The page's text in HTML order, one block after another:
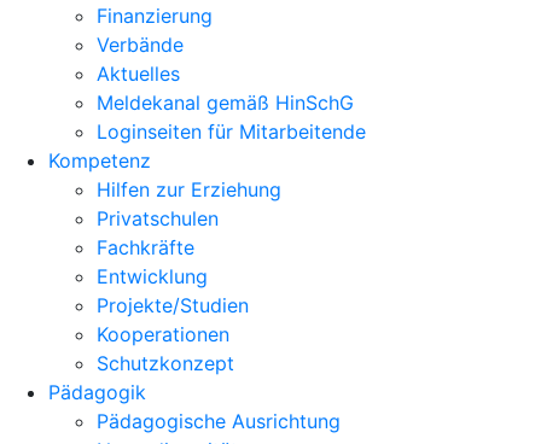
Finanzierung
Verbände
Aktuelles
Meldekanal gemäß HinSchG
Loginseiten für Mitarbeitende
Kompetenz
Hilfen zur Erziehung
Privatschulen
Fachkräfte
Entwicklung
Projekte/Studien
Kooperationen
Schutzkonzept
Pädagogik
Pädagogische Ausrichtung